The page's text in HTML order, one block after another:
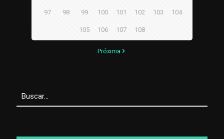
97 98 99 100 101 102 103 104
105 106 107 108
Próxima